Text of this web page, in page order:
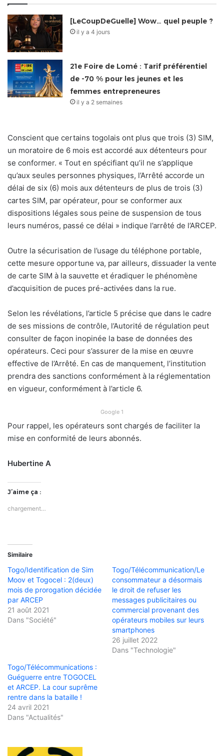
[LeCoupDeGuelle] Wow… quel peuple ?
il y a 4 jours
21e Foire de Lomé : Tarif préférentiel
de -70 % pour les jeunes et les
femmes entrepreneures
il y a 2 semaines
Conscient que certains togolais ont plus que trois (3) SIM,
un moratoire de 6 mois est accordé aux détenteurs pour
se conformer. « Tout en spécifiant qu’il ne s’applique
qu’aux seules personnes physiques, l’Arrêté accorde un
délai de six (6) mois aux détenteurs de plus de trois (3)
cartes SIM, par opérateur, pour se conformer aux
dispositions légales sous peine de suspension de tous
leurs numéros, passé ce délai » indique l’arrêté de l’ARCEP.
Outre la sécurisation de l’usage du téléphone portable,
cette mesure opportune va, par ailleurs, dissuader la vente
de carte SIM à la sauvette et éradiquer le phénomène
d’acquisition de puces pré-activées dans la rue.
Selon les révélations, l’article 5 précise que dans le cadre
de ses missions de contrôle, l’Autorité de régulation peut
consulter de façon inopinée la base de données des
opérateurs. Ceci pour s’assurer de la mise en œuvre
effective de l’Arrêté. En cas de manquement, l’institution
prendra des sanctions conformément à la réglementation
en vigueur, conformément à l’article 6.
Google 1
Pour rappel, les opérateurs sont chargés de faciliter la
mise en conformité de leurs abonnés.
Hubertine A
J’aime ça :
chargement…
Similaire
Togo/Identification de Sim
Moov et Togocel : 2(deux)
mois de prorogation décidée
par ARCEP
21 août 2021
Dans "Société"
Togo/Télécommunication/Le
consommateur a désormais
le droit de refuser les
messages publicitaires ou
commercial provenant des
opérateurs mobiles sur leurs
smartphones
26 juillet 2022
Dans "Technologie"
Togo/Télécommunications :
Guéguerre entre TOGOCEL
et ARCEP. La cour suprême
rentre dans la bataille !
24 avril 2021
Dans "Actualités"